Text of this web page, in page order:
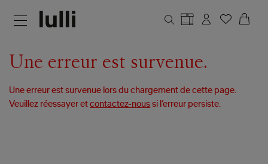
Une erreur est survenue.
Une erreur est survenue lors du chargement de cette page.
Veuillez réessayer etcontactez-nous si l’erreur persiste.